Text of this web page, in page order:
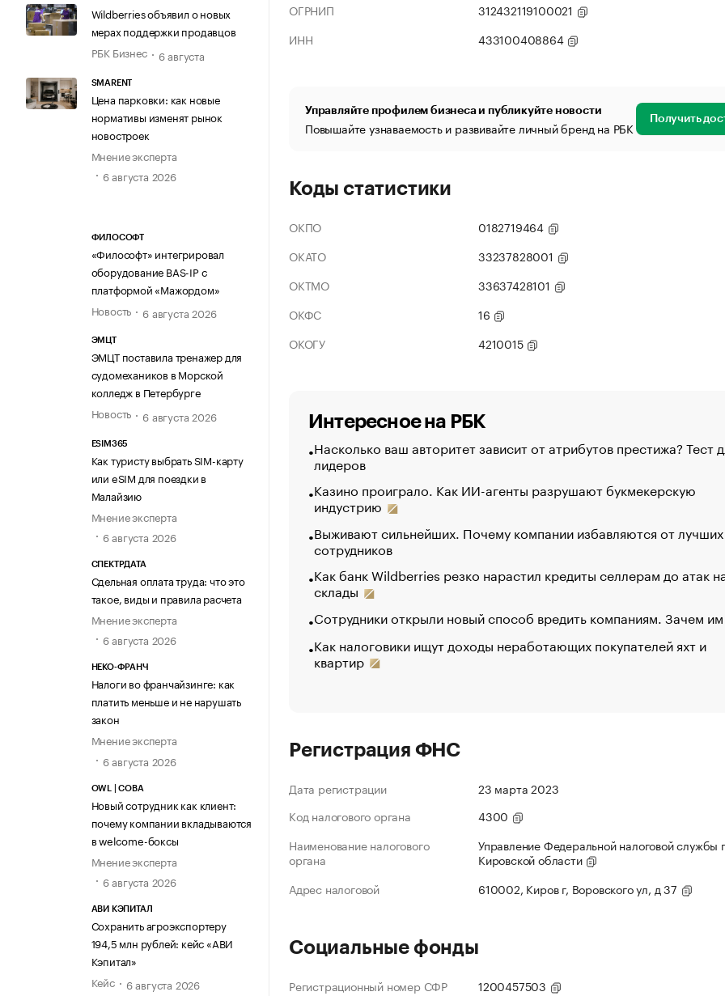
Wildberries объявил о новых
мерах поддержки продавцов
РБК Бизнес
6 августа
SMARENT
Цена парковки: как новые
нормативы изменят рынок
новостроек
Мнение эксперта
6 августа 2026
ФИЛОСОФТ
«Философт» интегрировал
оборудование BAS-IP с
платформой «Мажордом»
Новость
6 августа 2026
ЭМЦТ
ЭМЦТ поставила тренажер для
судомехаников в Морской
колледж в Петербурге
Новость
6 августа 2026
ESIM365
Как туристу выбрать SIM-карту
или eSIM для поездки в
Малайзию
Мнение эксперта
6 августа 2026
СПЕКТРДАТА
Сдельная оплата труда: что это
такое, виды и правила расчета
Мнение эксперта
6 августа 2026
НЕКО-ФРАНЧ
Налоги во франчайзинге: как
платить меньше и не нарушать
закон
Мнение эксперта
6 августа 2026
OWL | СОВА
Новый сотрудник как клиент:
почему компании вкладываются
в welcome-боксы
Мнение эксперта
6 августа 2026
АВИ КЭПИТАЛ
Сохранить агроэкспортеру
194,5 млн рублей: кейс «АВИ
Кэпитал»
Кейс
6 августа 2026
ОГРНИП
312432119100021
ИНН
433100408864
Управляйте профилем бизнеса и публикуйте новости
Повышайте узнаваемость и развивайте личный бренд на РБК Получить
Коды статистики
ОКПО
0182719464
ОКАТО
33237828001
ОКТМО
33637428101
ОКФС
16
ОКОГУ
4210015
Интересное на РБК
Насколько ваш авторитет зависит от атрибутов престижа? Тест
лидеров
Казино проиграло. Как ИИ-агенты разрушают букмекерскую
индустрию
Выживают сильнейших. Почему компании избавляются от лучших
сотрудников
Как банк Wildberries резко нарастил кредиты селлерам до атак
склады
Сотрудники открыли новый способ вредить компаниям. Зачем
Как налоговики ищут доходы неработающих покупателей яхт и
квартир
Регистрация ФНС
Дата регистрации
23 марта 2023
Код налогового органа
4300
Наименование налогового
органа
Управление Федеральной налоговой службы
Кировской области
Адрес налоговой
610002, Киров г, Воровского ул, д 37
Социальные фонды
Регистрационный номер СФР 1200457503